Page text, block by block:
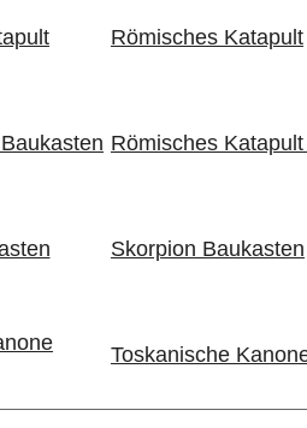
Römisches Katapult
Römisches
Skorpion Baukasten
Toskanische